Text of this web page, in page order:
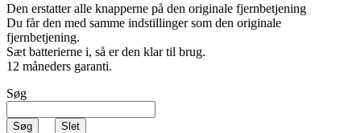
Den erstatter alle knapperne på den originale fjernbetjening
Du får den med samme indstillinger som den originale
fjernbetjening.
Sæt batterierne i, så er den klar til brug.
12 måneders garanti.
Søg